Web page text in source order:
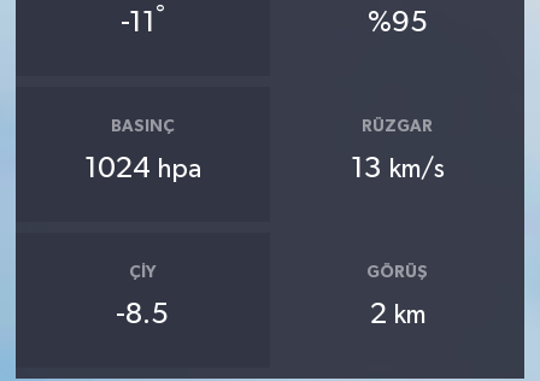
-11 ° %95
BASINÇ
1024 hpa
RÜZGAR
13 km/s
ÇIY
-8.5
GÖRÜŞ
2 km